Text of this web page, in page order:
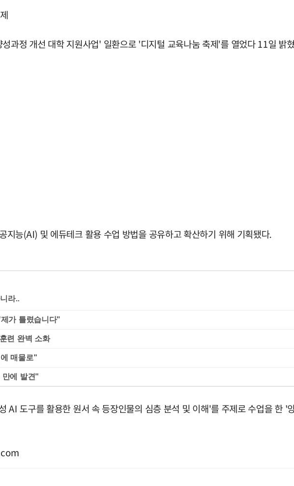
과정 개선 대학 지원사업' 일환으로 '디지털 교육나눔 축제'를 열었다 11일 밝
지능(AI) 및 에듀테크 활용 수업 방법을 공유하고 확산하기 위해 기획됐다.
가 틀렸습니다"
련 완벽 소화
매물로"
만에 발견"
AI 도구를 활용한 원서 속 등장인물의 심층 분석 및 이해'를 주제로 수업을 한